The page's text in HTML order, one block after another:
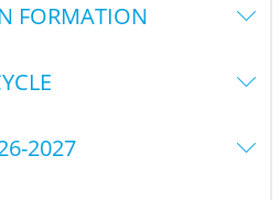
FORMATION
2027